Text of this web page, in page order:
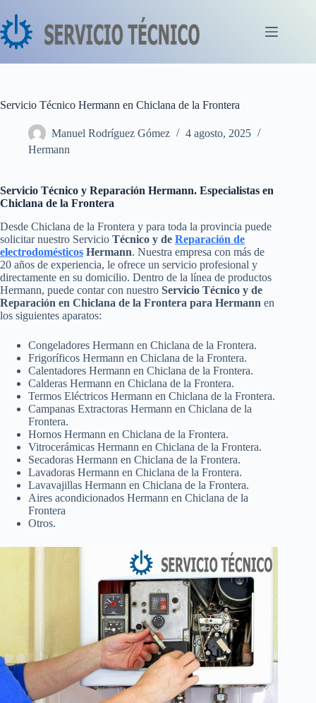
al
contenido
Servicio Técnico Hermann en Chiclana de la Frontera
Manuel Rodríguez Gómez
4 agosto, 2025
Hermann
Servicio Técnico y Reparación Hermann. Especialistas en
Chiclana de la Frontera
Desde Chiclana de la Frontera y para toda la provincia puede
solicitar nuestro Servicio Técnico y de Reparación de
electrodomésticos Hermann. Nuestra empresa con más de
20 años de experiencia, le ofrece un servicio profesional y
directamente en su domicilio. Dentro de la línea de productos
Hermann, puede contar con nuestro Servicio Técnico y de
Reparación en Chiclana de la Frontera para Hermann en
los siguientes aparatos:
Congeladores Hermann en Chiclana de la Frontera.
Frigoríficos Hermann en Chiclana de la Frontera.
Calentadores Hermann en Chiclana de la Frontera.
Calderas Hermann en Chiclana de la Frontera.
Termos Eléctricos Hermann en Chiclana de la Frontera.
Campanas Extractoras Hermann en Chiclana de la
Frontera.
Hornos Hermann en Chiclana de la Frontera.
Vitrocerámicas Hermann en Chiclana de la Frontera.
Secadoras Hermann en Chiclana de la Frontera.
Lavadoras Hermann en Chiclana de la Frontera.
Lavavajillas Hermann en Chiclana de la Frontera.
Aires acondicionados Hermann en Chiclana de la
Frontera
Otros.